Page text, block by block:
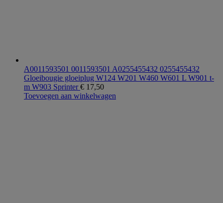
A0011593501 0011593501 A0255455432 0255455432
Gloeibougie gloeiplug W124 W201 W460 W601 L W901 t-
m W903 Sprinter€ 17,50
Toevoegen aan winkelwagen